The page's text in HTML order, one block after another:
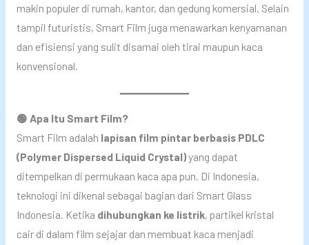
makin populer di rumah, kantor, dan gedung komersial. Selain
tampil futuristis, Smart Film juga menawarkan kenyamanan
dan efisiensi yang sulit disamai oleh tirai maupun kaca
konvensional.
🟢 Apa Itu Smart Film?
Smart Film adalah lapisan film pintar berbasis PDLC
(Polymer Dispersed Liquid Crystal)yang dapat
ditempelkan di permukaan kaca apa pun. Di Indonesia,
teknologi ini dikenal sebagai bagian dari Smart Glass
Indonesia. Ketika dihubungkan ke listrik, partikel kristal
cair di dalam film sejajar dan membuat kaca menjadi